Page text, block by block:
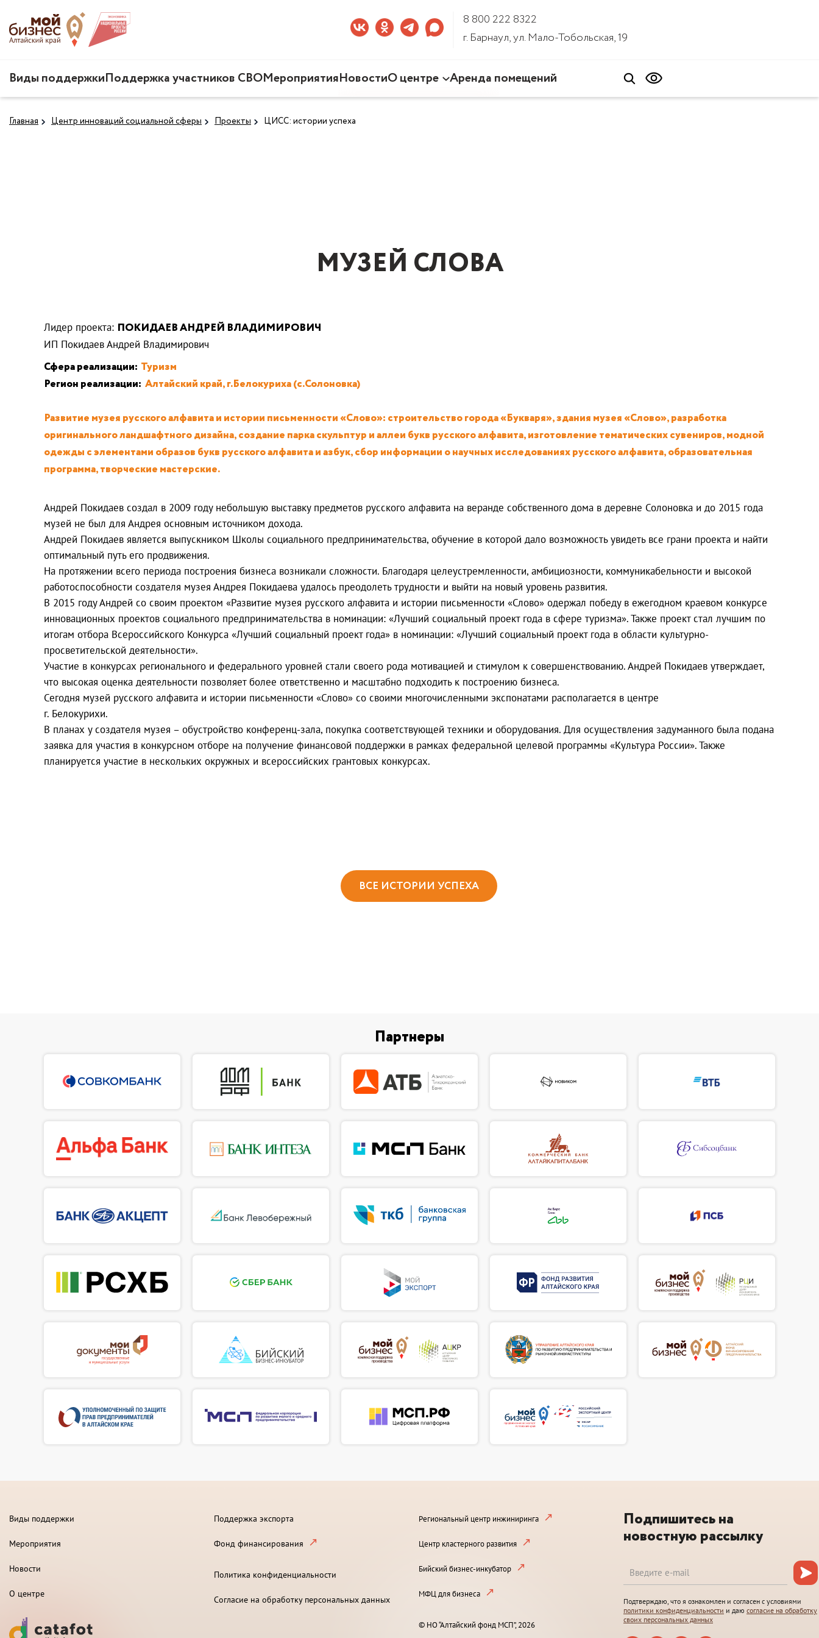
8 800 222 8322
г. Барнаул, ул. Мало-Тобольская, 19
Виды поддержкиПоддержка участников СВОМероприятияНовостиО центре
Аренда помещений
Главная Центр инноваций социальной сферы Проекты ЦИСС: истории успеха
МУЗЕЙ СЛОВА
Лидер проекта: ПОКИДАЕВ АНДРЕЙ ВЛАДИМИРОВИЧ
ИП Покидаев Андрей Владимирович
Сфера реализации: Туризм
Регион реализации: Алтайский край, г.Белокуриха (с.Солоновка)
Развитие музея русского алфавита и истории письменности «Слово»: строительство города «Букваря», здания музея «Слово», разработка
оригинального ландшафтного дизайна, создание парка скульптур и аллеи букв русского алфавита, изготовление тематических сувениров, модной
одежды с элементами образов букв русского алфавита и азбук, сбор информации о научных исследованиях русского алфавита, образовательная
программа, творческие мастерские.
Андрей Покидаев создал в 2009 году небольшую выставку предметов русского алфавита на веранде собственного дома в деревне Солоновка и до 2015 года
музей не был для Андрея основным источником дохода.
Андрей Покидаев является выпускником Школы социального предпринимательства, обучение в которой дало возможность увидеть все грани проекта и найти
оптимальный путь его продвижения.
На протяжении всего периода построения бизнеса возникали сложности. Благодаря целеустремленности, амбициозности, коммуникабельности и высокой
работоспособности создателя музея Андрея Покидаева удалось преодолеть трудности и выйти на новый уровень развития.
В 2015 году Андрей со своим проектом «Развитие музея русского алфавита и истории письменности «Слово» одержал победу в ежегодном краевом конкурсе
инновационных проектов социального предпринимательства в номинации: «Лучший социальный проект года в сфере туризма». Также проект стал лучшим по
итогам отбора Всероссийского Конкурса «Лучший социальный проект года» в номинации: «Лучший социальный проект года в области культурно-
просветительской деятельности».
Участие в конкурсах регионального и федерального уровней стали своего рода мотивацией и стимулом к совершенствованию. Андрей Покидаев утверждает,
что высокая оценка деятельности позволяет более ответственно и масштабно подходить к построению бизнеса.
Сегодня музей русского алфавита и истории письменности «Слово» со своими многочисленными экспонатами располагается в центре
г. Белокурихи.
В планах у создателя музея – обустройство конференц-зала, покупка соответствующей техники и оборудования. Для осуществления задуманного была подана
заявка для участия в конкурсном отборе на получение финансовой поддержки в рамках федеральной целевой программы «Культура России». Также
планируется участие в нескольких окружных и всероссийских грантовых конкурсах.
ВСЕ ИСТОРИИ УСПЕХА
Партнеры
Виды поддержки
Мероприятия
Новости
О центре
Поддержка экспорта
Фонд финансирования
Политика конфиденциальности
Согласие на обработку персональных данных
Региональный центр инжиниринга
Центр кластерного развития
Бийский бизнес-инкубатор
МФЦ для бизнеса
© НО “Алтайский фонд МСП”, 2026
Подпишитесь на
новостную рассылку
Подтверждаю, что я ознакомлен и согласен с условиями
политики конфиденциальности и даю согласие на обработку
своих персональных данных